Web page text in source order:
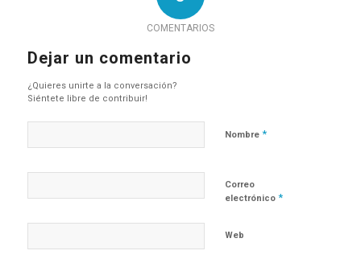
COMENTARIOS
Dejar un comentario
¿Quieres unirte a la conversación?
Siéntete libre de contribuir!
Nombre *
Correo
electrónico *
Web